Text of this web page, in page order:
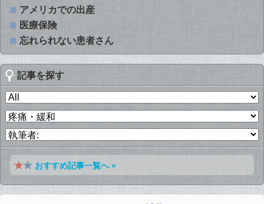
アメリカでの出産
医療保険
忘れられない患者さん
記事を探す
おすすめ記事一覧へ »